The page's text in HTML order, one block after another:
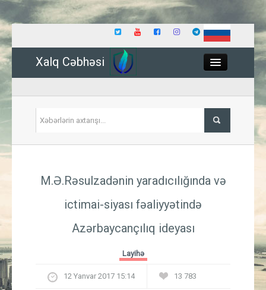
Xalq Cəbhəsi
İqtisadiyyat
Güney Azərbaycan
M.Ə.Rəsulzadənin yaradıcılığında və
ictimai-siyası fəaliyyətində
Azərbaycançılıq ideyası
Layihə
12 Yanvar 2017 15:14 13 783